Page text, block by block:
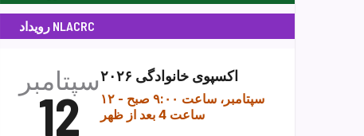
رویداد NLACRC
سپتامبر
12
اکسپوی خانوادگی ۲۰۲۶
۱۲ سپتامبر، ساعت ۹:۰۰ صبح
-
ساعت 4 بعد از ظهر